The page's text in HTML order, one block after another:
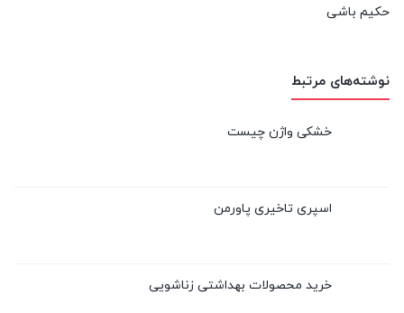
حکیم باشی
نوشته‌های مرتبط
خشکی واژن چیست
اسپری تاخیری پاورمن
خرید محصولات بهداشتی زناشویی